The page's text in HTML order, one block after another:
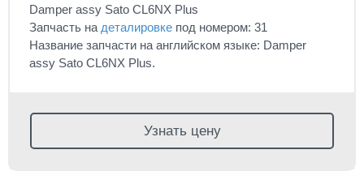
Damper assy Sato CL6NX Plus
Запчасть на деталировке под номером: 31
Название запчасти на английском языке: Damper
assy Sato CL6NX Plus.
Узнать цену